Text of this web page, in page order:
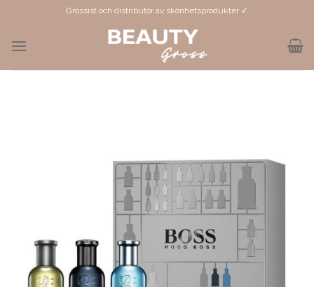
content
Grossist och distributör av skönhetsprodukter ✓